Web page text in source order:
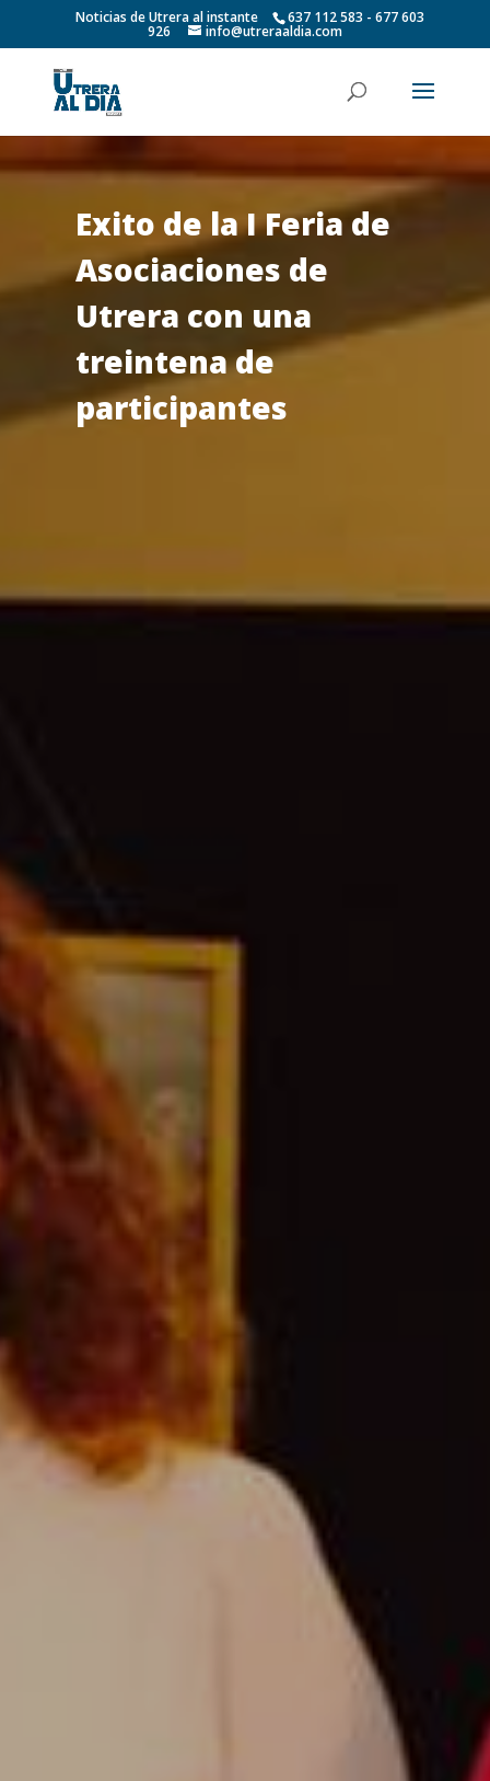
Noticias de Utrera al instante 637 112 583 - 677 603
926 info@utreraaldia.com
Exito de la I Feria de
Asociaciones de
Utrera con una
treintena de
participantes